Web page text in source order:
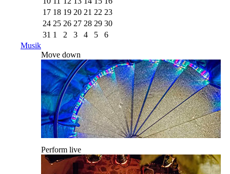
17 18 19 20 21 22 23
24 25 26 27 28 29 30
31 1 2 3 4 5
6
Musik
Move down
Perform live